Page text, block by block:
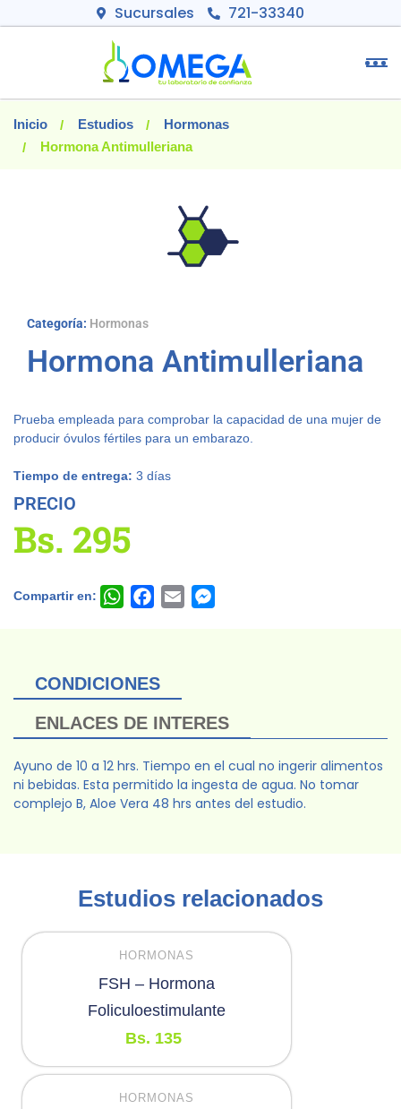
Sucursales 721-33340
Inicio Estudios
Hormonas
Hormona Antimulleriana
Categoría: Hormonas
Hormona Antimulleriana
Prueba empleada para comprobar la capacidad de una mujer de
producir óvulos fértiles para un embarazo.
Tiempo de entrega: 3 días
PRECIO
Bs. 295
Compartir en: WhatsAppFacebook
Email
CONDICIONES
ENLACES DE INTERES
Ayuno de 10 a 12 hrs. Tiempo en el cual no ingerir alimentos
ni bebidas. Esta permitido la ingesta de agua. No tomar
complejo B, Aloe Vera 48 hrs antes del estudio.
Estudios relacionados
HORMONAS
FSH – Hormona
Foliculoestimulante
Bs. 135
HORMONAS